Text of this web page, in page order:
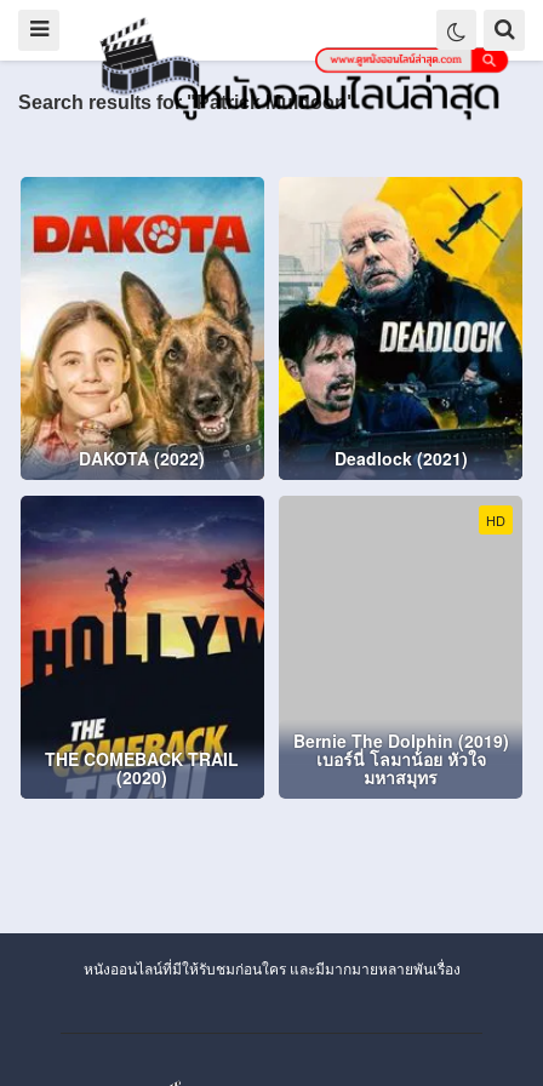
Search results for "Patrick Muldoon"
DAKOTA (2022) Deadlock (2021)
THE COMEBACK TRAIL
(2020)
HD
Bernie The Dolphin (2019)
เบอร์นี่ โลมาน้อย หัวใจ
มหาสมุทร
หนังออนไลน์ที่มีให้รับชมก่อนใคร และมีมากมายหลายพันเรื่อง